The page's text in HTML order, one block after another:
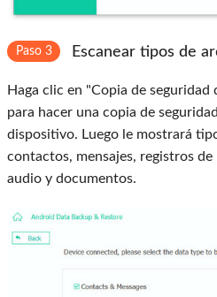
Paso 3 Escanear tipos de
Haga clic en "Copia de
para hacer una copia de
dispositivo. Luego le mostrará
contactos, mensajes, registros de
audio y documentos.